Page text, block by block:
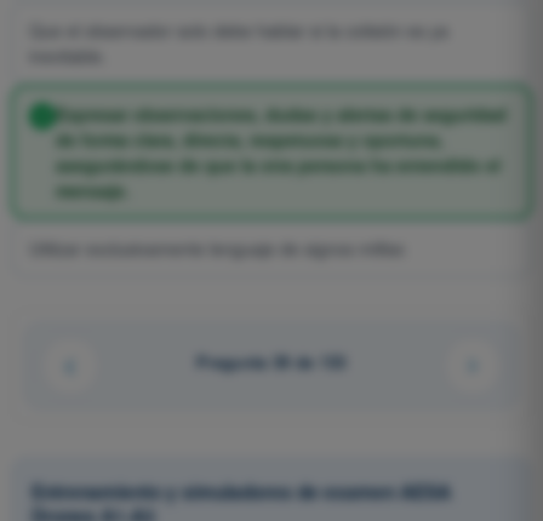
Expresar observaciones, dudas y alertas de seguridad
de forma clara, directa, respetuosa y oportuna,
asegurándose de que la otra persona ha entendido el
mensaje.
Pregunta 39 de 133
Entrenamiento y simuladores de examen AESA